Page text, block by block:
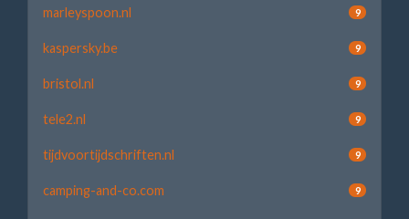
marleyspoon.nl 9
kaspersky.be 9
bristol.nl 9
tele2.nl 9
tijdvoortijdschriften.nl 9
camping-and-co.com 9